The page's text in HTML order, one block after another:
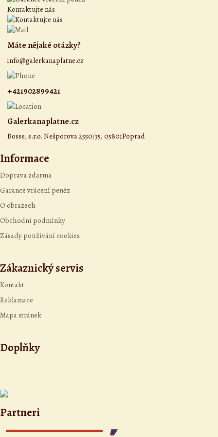
Kontaktujte nás
Máte nějaké otázky?
info@galerkanaplatne.cz
+421902899421
Galerkanaplatne.cz
Bosse, s.r.o. Nešporova 2550/35, 05801Poprad
Informace
Doprava zdarma
Garance vrácení peněz
O obrazech
Obchodní podmínky
Zásady používání cookies
Zákaznický servis
Kontakt
Reklamace
Mapa stránek
Doplňky
Partneri